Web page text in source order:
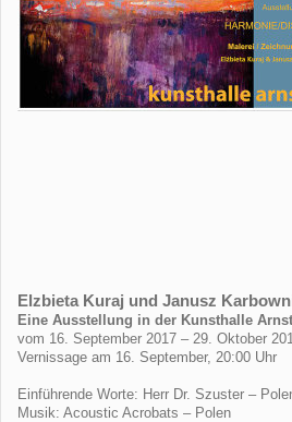
Elzbieta Kuraj und Janusz
Eine Ausstellung in der Kunsthalle
vom 16. September 2017 – 29. Oktober
Vernissage am 16. September, 20:00 Uhr
Einführende Worte: Herr Dr. Szuster –
Musik: Acoustic Acrobats – Polen